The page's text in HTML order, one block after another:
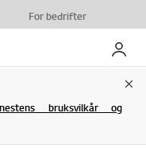
For bedrifter
My LG
bruksvilkår og